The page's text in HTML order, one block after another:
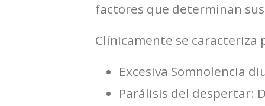
factores que determinan
Clínicamente se caracteriza
Excesiva Somnolencia
Parálisis del despertar: